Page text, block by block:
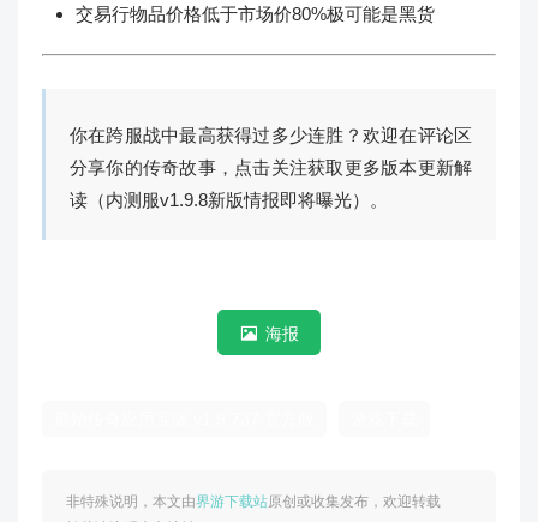
交易行物品价格低于市场价80%极可能是黑货
你在跨服战中最高获得过多少连胜？欢迎在评论区
分享你的传奇故事，点击关注获取更多版本更新解
读（内测服v1.9.8新版情报即将曝光）。
海报
非特殊说明，本文由界游下载站原创或收集发布，欢迎转载